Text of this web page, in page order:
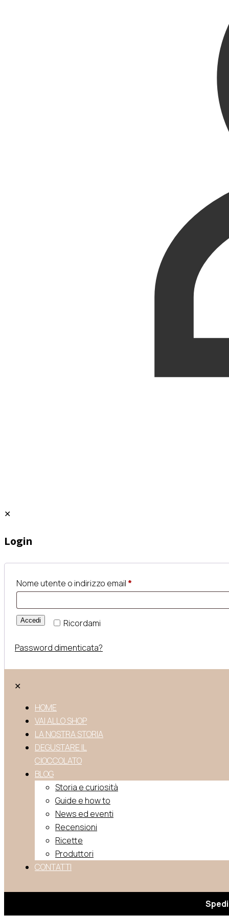
✕
Login
Nome utente o indirizzo email *
Ricordami
Accedi
Password dimenticata?
✕
HOME
VAI ALLO SHOP
LA NOSTRA STORIA
DEGUSTARE IL
CIOCCOLATO
BLOG
Storia e curiosità
Guide e how to
News ed eventi
Recensioni
Ricette
Produttori
CONTATTI